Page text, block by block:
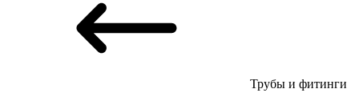
Трубы и фитинги